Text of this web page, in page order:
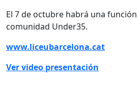
El 7 de octubre habrá una función
comunidad Under35.
www.liceubarcelona.cat
Ver video presentación